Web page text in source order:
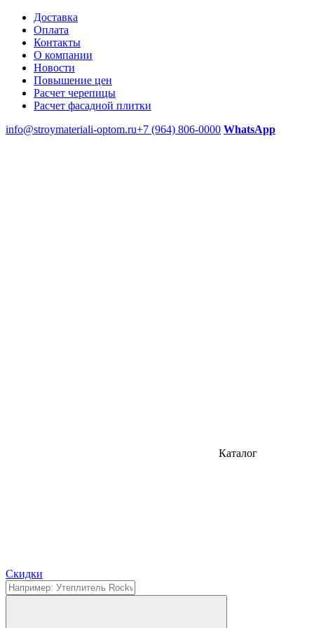
Доставка
Оплата
Контакты
О компании
Новости
Повышение цен
Расчет черепицы
Расчет фасадной плитки
info@stroymateriali-optom.ru+7 (964) 806-0000 WhatsApp
Каталог
Cкидки